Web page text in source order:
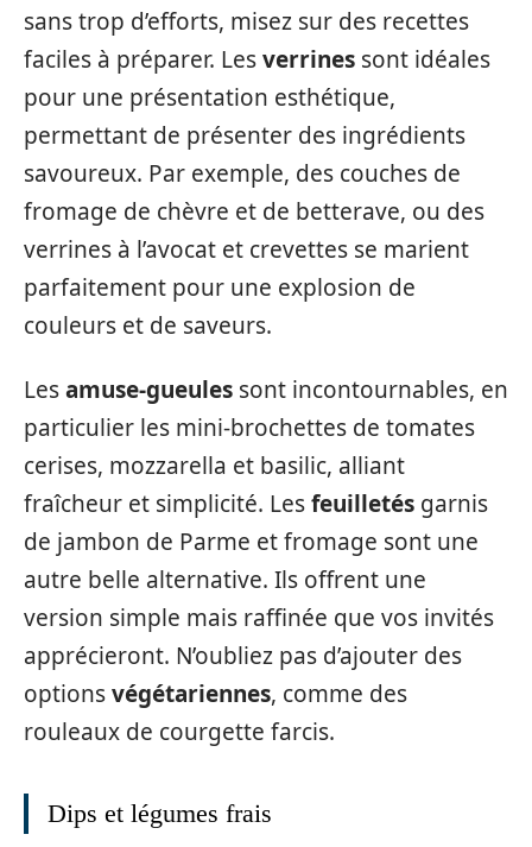
sans trop d’efforts, misez sur des recettes
faciles à préparer. Lesverrines sont idéales
pour une présentation esthétique,
permettant de présenter des ingrédients
savoureux. Par exemple, des couches de
fromage de chèvre et de betterave, ou des
verrines à l’avocat et crevettes se marient
parfaitement pour une explosion de
couleurs et de saveurs.
Lesamuse-gueules sont incontournables, en
particulier les mini-brochettes de tomates
cerises, mozzarella et basilic, alliant
fraîcheur et simplicité. Lesfeuilletés garnis
de jambon de Parme et fromage sont une
autre belle alternative. Ils offrent une
version simple mais raffinée que vos invités
apprécieront. N’oubliez pas d’ajouter des
optionsvégétariennes, comme des
rouleaux de courgette farcis.
Dips et légumes frais